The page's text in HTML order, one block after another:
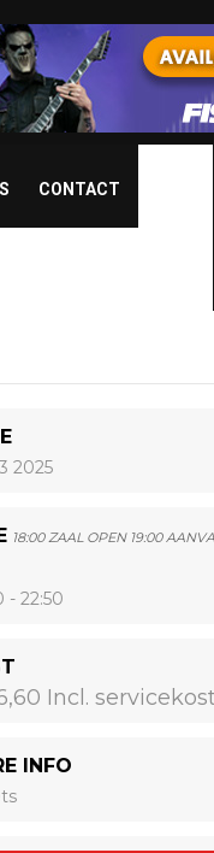
CONTACT
2025
18:00 ZAAL OPEN 19:00
- 22:50
Incl.
INFO